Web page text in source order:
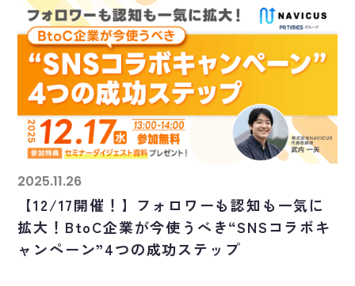
2025.11.26
【12/17開催！】フォロワーも認知も一気に
拡大！BtoC企業が今使うべき“SNSコラボキ
ャンペーン”4つの成功ステップ